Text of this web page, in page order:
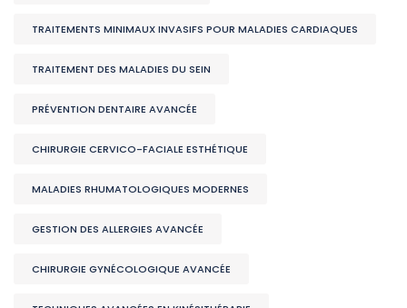
TRAITEMENTS MINIMAUX INVASIFS POUR MALADIES CARDIAQUES
TRAITEMENT DES MALADIES DU SEIN
PRÉVENTION DENTAIRE AVANCÉE
CHIRURGIE CERVICO-FACIALE ESTHÉTIQUE
MALADIES RHUMATOLOGIQUES MODERNES
GESTION DES ALLERGIES AVANCÉE
CHIRURGIE GYNÉCOLOGIQUE AVANCÉE